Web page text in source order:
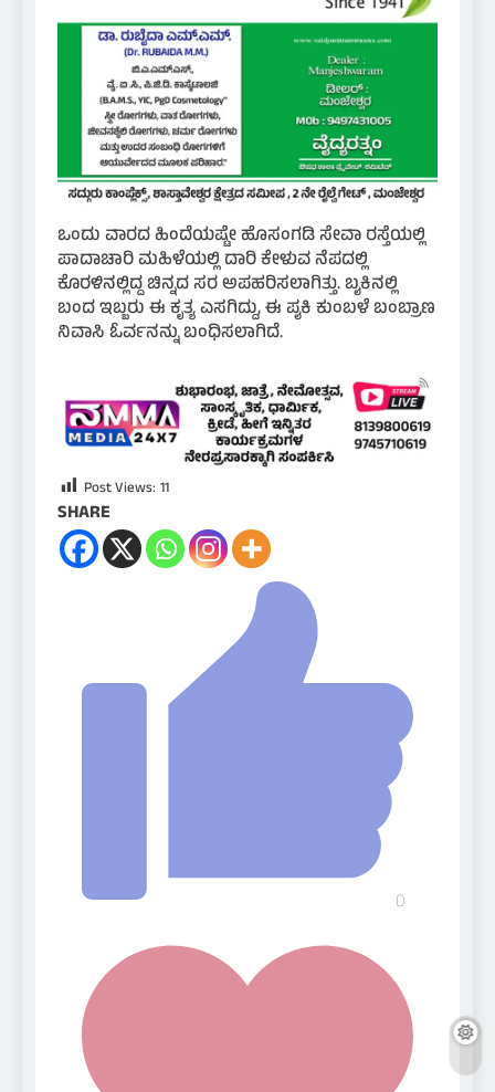
ಒಂದು ವಾರದ ಹಿಂದೆಯಷ್ಟೇ ಹೊಸಂಗಡಿ ಸೇವಾ ರಸ್ತೆಯಲ್ಲಿ
ಪಾದಾಚಾರಿ ಮಹಿಳೆಯಲ್ಲಿ ದಾರಿ ಕೇಳುವ ನೆಪದಲ್ಲಿ
ಕೊರಳಿನಲ್ಲಿದ್ದ ಚಿನ್ನದ ಸರ ಅಪಹರಿಸಲಾಗಿತ್ತು. ಬೖಕಿನಲ್ಲಿ
ಬಂದ ಇಬ್ಬರು ಈ ಕೃತ್ಯ ಎಸಗಿದ್ದು, ಈ ಪೖಕಿ ಕುಂಬಳೆ ಬಂಬ್ರಾಣ
ನಿವಾಸಿ ಓರ್ವನನ್ನು ಬಂಧಿಸಲಾಗಿದೆ.
Post Views: 11
SHARE